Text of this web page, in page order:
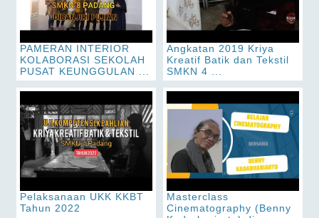
PAMERAN INTERIOR
KOLABORASI SEKOLAH
PUSAT KEUNGGULAN ...
Angkatan 2019 Kriya
Kreatif Batik dan Tekstil
SMKN 4 ...
Pelaksanaan UKK KKBT
Tahun 2022
Masterclass
Cinematography (Benny